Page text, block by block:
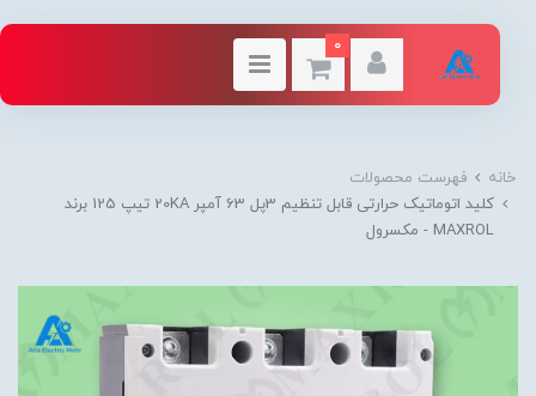
0
خانه
فهرست محصولات
کلید اتوماتیک حرارتی قابل تنظیم 3پل 63 آمپر 20KA تیپ 125 برند
MAXROL - مکسرول